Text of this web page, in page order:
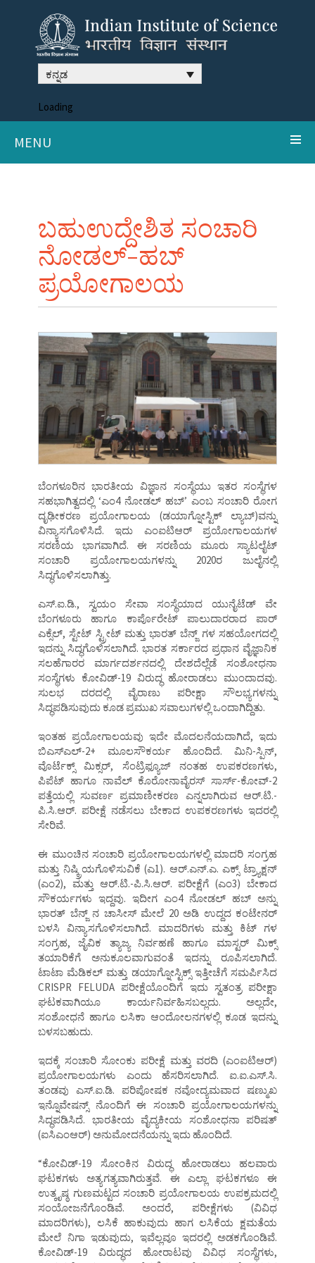
ಕನ್ನಡ
Loading
MENU
ಬಹುಉದ್ದೇಶಿತ ಸಂಚಾರಿ
ನೋಡಲ್-ಹಬ್
ಪ್ರಯೋಗಾಲಯ
ಬೆಂಗಳೂರಿನ ಭಾರತೀಯ ವಿಜ್ಞಾನ ಸಂಸ್ಥೆಯು ಇತರ ಸಂಸ್ಥೆಗಳ
ಸಹಭಾಗಿತ್ವದಲ್ಲಿ ‘ಎಂ4 ನೋಡಲ್ ಹಬ್’ ಎಂಬ ಸಂಚಾರಿ ರೋಗ
ದೃಢೀಕರಣ ಪ್ರಯೋಗಾಲಯ (ಡಯಾಗ್ನೋಸ್ಟಿಕ್ ಲ್ಯಾಬ್)ವನ್ನು
ವಿನ್ಯಾಸಗೊಳಿಸಿದೆ. ಇದು ಎಂಐಟಿಆರ್ ಪ್ರಯೋಗಾಲಯಗಳ
ಸರಣಿಯ ಭಾಗವಾಗಿದೆ. ಈ ಸರಣಿಯ ಮೂರು ಸ್ಯಾಟಲೈಟ್
ಸಂಚಾರಿ ಪ್ರಯೋಗಾಲಯಗಳನ್ನು 2020ರ ಜುಲೈನಲ್ಲಿ
ಸಿದ್ಧಗೊಳಿಸಲಾಗಿತ್ತು.
ಎಸ್.ಐ.ಡಿ., ಸ್ವಯಂ ಸೇವಾ ಸಂಸ್ಥೆಯಾದ ಯುನೈಟೆಡ್ ವೇ
ಬೆಂಗಳೂರು ಹಾಗೂ ಕಾರ್ಪೊರೇಟ್ ಪಾಲುದಾರರಾದ ಪಾರ್
ಎಕ್ಸೆಲ್, ಸ್ಟೇಟ್ ಸ್ಟ್ರೀಟ್ ಮತ್ತು ಭಾರತ್ ಬೆನ್ಜ್ ಗಳ ಸಹಯೋಗದಲ್ಲಿ
ಇದನ್ನು ಸಿದ್ಧಗೊಳಿಸಲಾಗಿದೆ. ಭಾರತ ಸರ್ಕಾರದ ಪ್ರಧಾನ ವೈಜ್ಞಾನಿಕ
ಸಲಹೆಗಾರರ ಮಾರ್ಗದರ್ಶನದಲ್ಲಿ ದೇಶದೆಲ್ಲೆಡೆ ಸಂಶೋಧನಾ
ಸಂಸ್ಥೆಗಳು ಕೋವಿಡ್-19 ವಿರುದ್ಧ ಹೋರಾಡಲು ಮುಂದಾದವು.
ಸುಲಭ ದರದಲ್ಲಿ ವೈರಾಣು ಪರೀಕ್ಷಾ ಸೌಲಭ್ಯಗಳನ್ನು
ಸಿದ್ಧಪಡಿಸುವುದು ಕೂಡ ಪ್ರಮುಖ ಸವಾಲುಗಳಲ್ಲಿ ಒಂದಾಗಿದ್ದಿತು.
ಇಂತಹ ಪ್ರಯೋಗಾಲಯವು ಇದೇ ಮೊದಲನೆಯದಾಗಿದೆ, ಇದು
ಬಿಎಸ್ಎಲ್-2+ ಮೂಲಸೌಕರ್ಯ ಹೊಂದಿದೆ. ಮಿನಿ-ಸ್ಪಿನ್,
ವೊರ್ಟೆಕ್ಸ್ ಮಿಕ್ಸರ್, ಸೆಂಟ್ರಿಫ್ಯೂಜ್ ನಂತಹ ಉಪಕರಣಗಳು,
ಪಿಪೆಟ್ ಹಾಗೂ ನಾವೆಲ್ ಕೊರೋನಾವೈರಸ್ ಸಾರ್ಸ್-ಕೋವ್-2
ಪತ್ತೆಯಲ್ಲಿ ಸುವರ್ಣ ಪ್ರಮಾಣೀಕರಣ ಎನ್ನಲಾಗಿರುವ ಆರ್.ಟಿ.-
ಪಿ.ಸಿ.ಆರ್. ಪರೀಕ್ಷೆ ನಡೆಸಲು ಬೇಕಾದ ಉಪಕರಣಗಳು ಇದರಲ್ಲಿ
ಸೇರಿವೆ.
ಈ ಮುಂಚಿನ ಸಂಚಾರಿ ಪ್ರಯೋಗಾಲಯಗಳಲ್ಲಿ ಮಾದರಿ ಸಂಗ್ರಹ
ಮತ್ತು ನಿಷ್ಕ್ರಿಯಗೊಳಿಸುವಿಕೆ (ಎ1). ಆರ್.ಎನ್.ಎ. ಎಕ್ಸ್ ಟ್ರ್ಯಾಕ್ಷನ್
(ಎಂ2), ಮತ್ತು ಆರ್.ಟಿ.-ಪಿ.ಸಿ.ಆರ್. ಪರೀಕ್ಷೆಗೆ (ಎಂ3) ಬೇಕಾದ
ಸೌಕರ್ಯಗಳು ಇದ್ದವು. ಇದೀಗ ಎಂ4 ನೋಡಲ್ ಹಬ್ ಅನ್ನು
ಭಾರತ್ ಬೆನ್ಜ್ ನ ಚಾಸೀಸ್ ಮೇಲೆ 20 ಅಡಿ ಉದ್ದದ ಕಂಟೇನರ್
ಬಳಸಿ ವಿನ್ಯಾಸಗೊಳಿಸಲಾಗಿದೆ. ಮಾದರಿಗಳು ಮತ್ತು ಕಿಟ್ ಗಳ
ಸಂಗ್ರಹ, ಜೈವಿಕ ತ್ಯಾಜ್ಯ ನಿರ್ವಹಣೆ ಹಾಗೂ ಮಾಸ್ಟರ್ ಮಿಕ್ಸ್
ತಯಾರಿಕೆಗೆ ಅನುಕೂಲವಾಗುವಂತೆ ಇದನ್ನು ರೂಪಿಸಲಾಗಿದೆ.
ಟಾಟಾ ಮೆಡಿಕಲ್ ಮತ್ತು ಡಯಾಗ್ನೋಸ್ಟಿಕ್ಸ್ ಇತ್ತೀಚೆಗೆ ಸಮರ್ಪಿಸಿದ
CRISPR FELUDA ಪರೀಕ್ಷೆಯೊಂದಿಗೆ ಇದು ಸ್ವತಂತ್ರ ಪರೀಕ್ಷಾ
ಘಟಕವಾಗಿಯೂ ಕಾರ್ಯನಿರ್ವಹಿಸಬಲ್ಲದು. ಅಲ್ಲದೇ,
ಸಂಶೋಧನೆ ಹಾಗೂ ಲಸಿಕಾ ಆಂದೋಲನಗಳಲ್ಲಿ ಕೂಡ ಇದನ್ನು
ಬಳಸಬಹುದು.
ಇದಕ್ಕೆ ಸಂಚಾರಿ ಸೋಂಕು ಪರೀಕ್ಷೆ ಮತ್ತು ವರದಿ (ಎಂಐಟಿಆರ್)
ಪ್ರಯೋಗಾಲಯಗಳು ಎಂದು ಹೆಸರಿಸಲಾಗಿದೆ. ಐ.ಐ.ಎಸ್.ಸಿ.
ತಂಡವು ಎಸ್.ಐ.ಡಿ. ಪರಿಪೋಷಕ ನವೋದ್ಯಮವಾದ ಷಣ್ಮುಖ
ಇನ್ನೊವೇಷನ್ಸ್ ನೊಂದಿಗೆ ಈ ಸಂಚಾರಿ ಪ್ರಯೋಗಾಲಯಗಳನ್ನು
ಸಿದ್ಧಪಡಿಸಿದೆ. ಭಾರತೀಯ ವೈದ್ಯಕೀಯ ಸಂಶೋಧನಾ ಪರಿಷತ್
(ಐಸಿಎಂಆರ್) ಅನುಮೋದನೆಯನ್ನು ಇದು ಹೊಂದಿದೆ.
“ಕೋವಿಡ್-19 ಸೋಂಕಿನ ವಿರುದ್ಧ ಹೋರಾಡಲು ಹಲವಾರು
ಘಟಕಗಳು ಅತ್ಯಗತ್ಯವಾಗಿರುತ್ತವೆ. ಈ ಎಲ್ಲಾ ಘಟಕಗಳೂ ಈ
ಉತ್ಕೃಷ್ಠ ಗುಣಮಟ್ಟದ ಸಂಚಾರಿ ಪ್ರಯೋಗಾಲಯ ಉಪಕ್ರಮದಲ್ಲಿ
ಸಂಯೋಜನೆಗೊಂಡಿವೆ. ಅಂದರೆ, ಪರೀಕ್ಷೆಗಳು (ವಿವಿಧ
ಮಾದರಿಗಳು), ಲಸಿಕೆ ಹಾಕುವುದು ಹಾಗ ಲಸಿಕೆಯ ಕ್ಷಮತೆಯ
ಮೇಲೆ ನಿಗಾ ಇಡುವುದು, ಇವೆಲ್ಲವೂ ಇದರಲ್ಲಿ ಅಡಕಗೊಂಡಿವೆ.
ಕೋವಿಡ್-19 ವಿರುದ್ಧದ ಹೋರಾಟವು ವಿವಿಧ ಸಂಸ್ಥೆಗಳು,